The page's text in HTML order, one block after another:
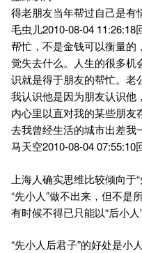
得老朋友当年帮过自己是有
毛虫儿2010-08-04
帮忙，不是金钱可以衡量的
觉失去什么。人生的很多机
识就是得于朋友的帮忙。老
我认识他是因为朋友认识他
内心里以直对我的某些朋友
去我曾经生活的城市出差我
马天空2010-08-04 07:55:10
上海人确实思维比较倾向于
“先小人”做不出来，但不是
有时候不得已只能以“后小人”
“先小人后君子”的好处是小